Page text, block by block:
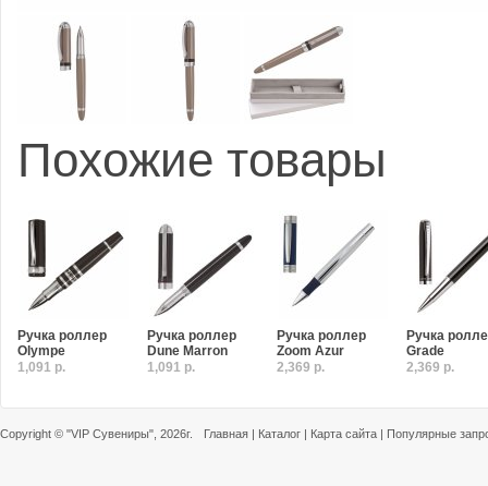
Похожие товары
Ручка роллер
Olympe
1,091 р.
Ручка роллер
Dune Marron
1,091 р.
Ручка роллер
Zoom Azur
2,369 р.
Ручка
Grade
2,369 р.
Copyright © "VIP Сувениры" , 2026г. Главная | Каталог | Карта сайта | Популярные